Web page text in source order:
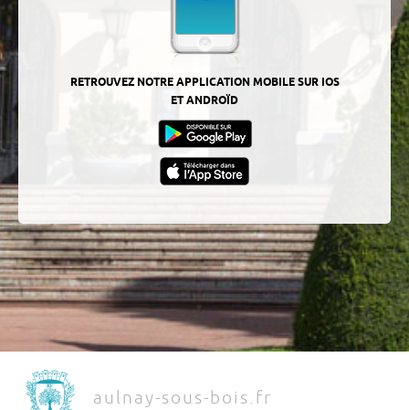
RETROUVEZ NOTRE APPLICATION MOBILE SUR IOS
ET ANDROÏD
aulnay-sous-bois.fr